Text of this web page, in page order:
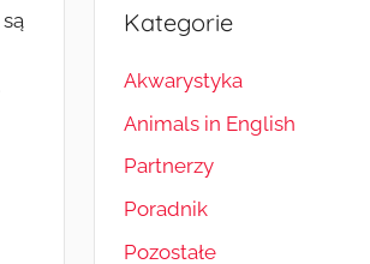
Kategorie
Akwarystyka
Animals in English
Partnerzy
Poradnik
Pozostałe